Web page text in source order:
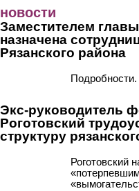
новости
Заместителем
назначена
Рязанского района
Подробности.
Экс-руководитель
Роготовский
структуру
Роготовский